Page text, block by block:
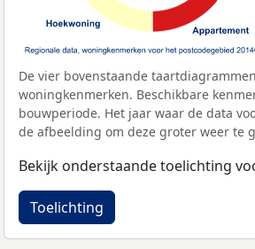
De vier bovenstaande
woningkenmerken. Beschikbare
bouwperiode. Het jaar waar de data
de afbeelding om deze groter weer te
Bekijk onderstaande toelichting
Toelichting